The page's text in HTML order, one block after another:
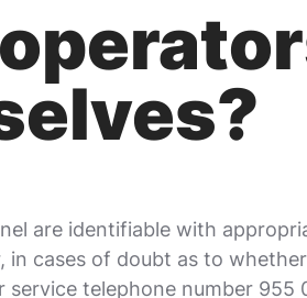
are identifiable with
in cases of doubt as to
telephone number 955